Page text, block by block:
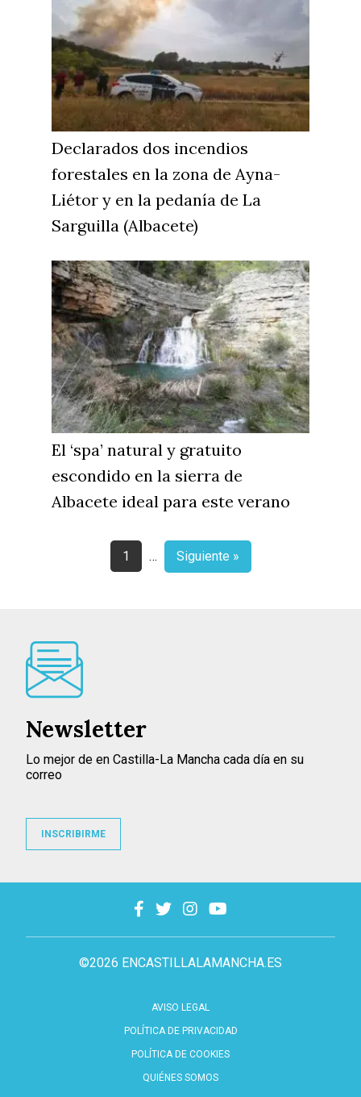
Declarados dos incendios
forestales en la zona de Ayna-
Liétor y en la pedanía de La
Sarguilla (Albacete)
El ‘spa’ natural y gratuito
escondido en la sierra de
Albacete ideal para este verano
1 … Siguiente »
©2026 ENCASTILLALAMANCHA.ES
AVISO LEGAL
POLÍTICA DE PRIVACIDAD
POLÍTICA DE COOKIES
QUIÉNES SOMOS
Newsletter
Lo mejor de en Castilla-La Mancha cada día en su
correo
INSCRIBIRME